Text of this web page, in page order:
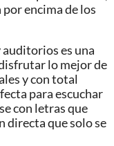
encima de los
es una
lo mejor de
y con total
para escuchar
con letras que
directa que solo se